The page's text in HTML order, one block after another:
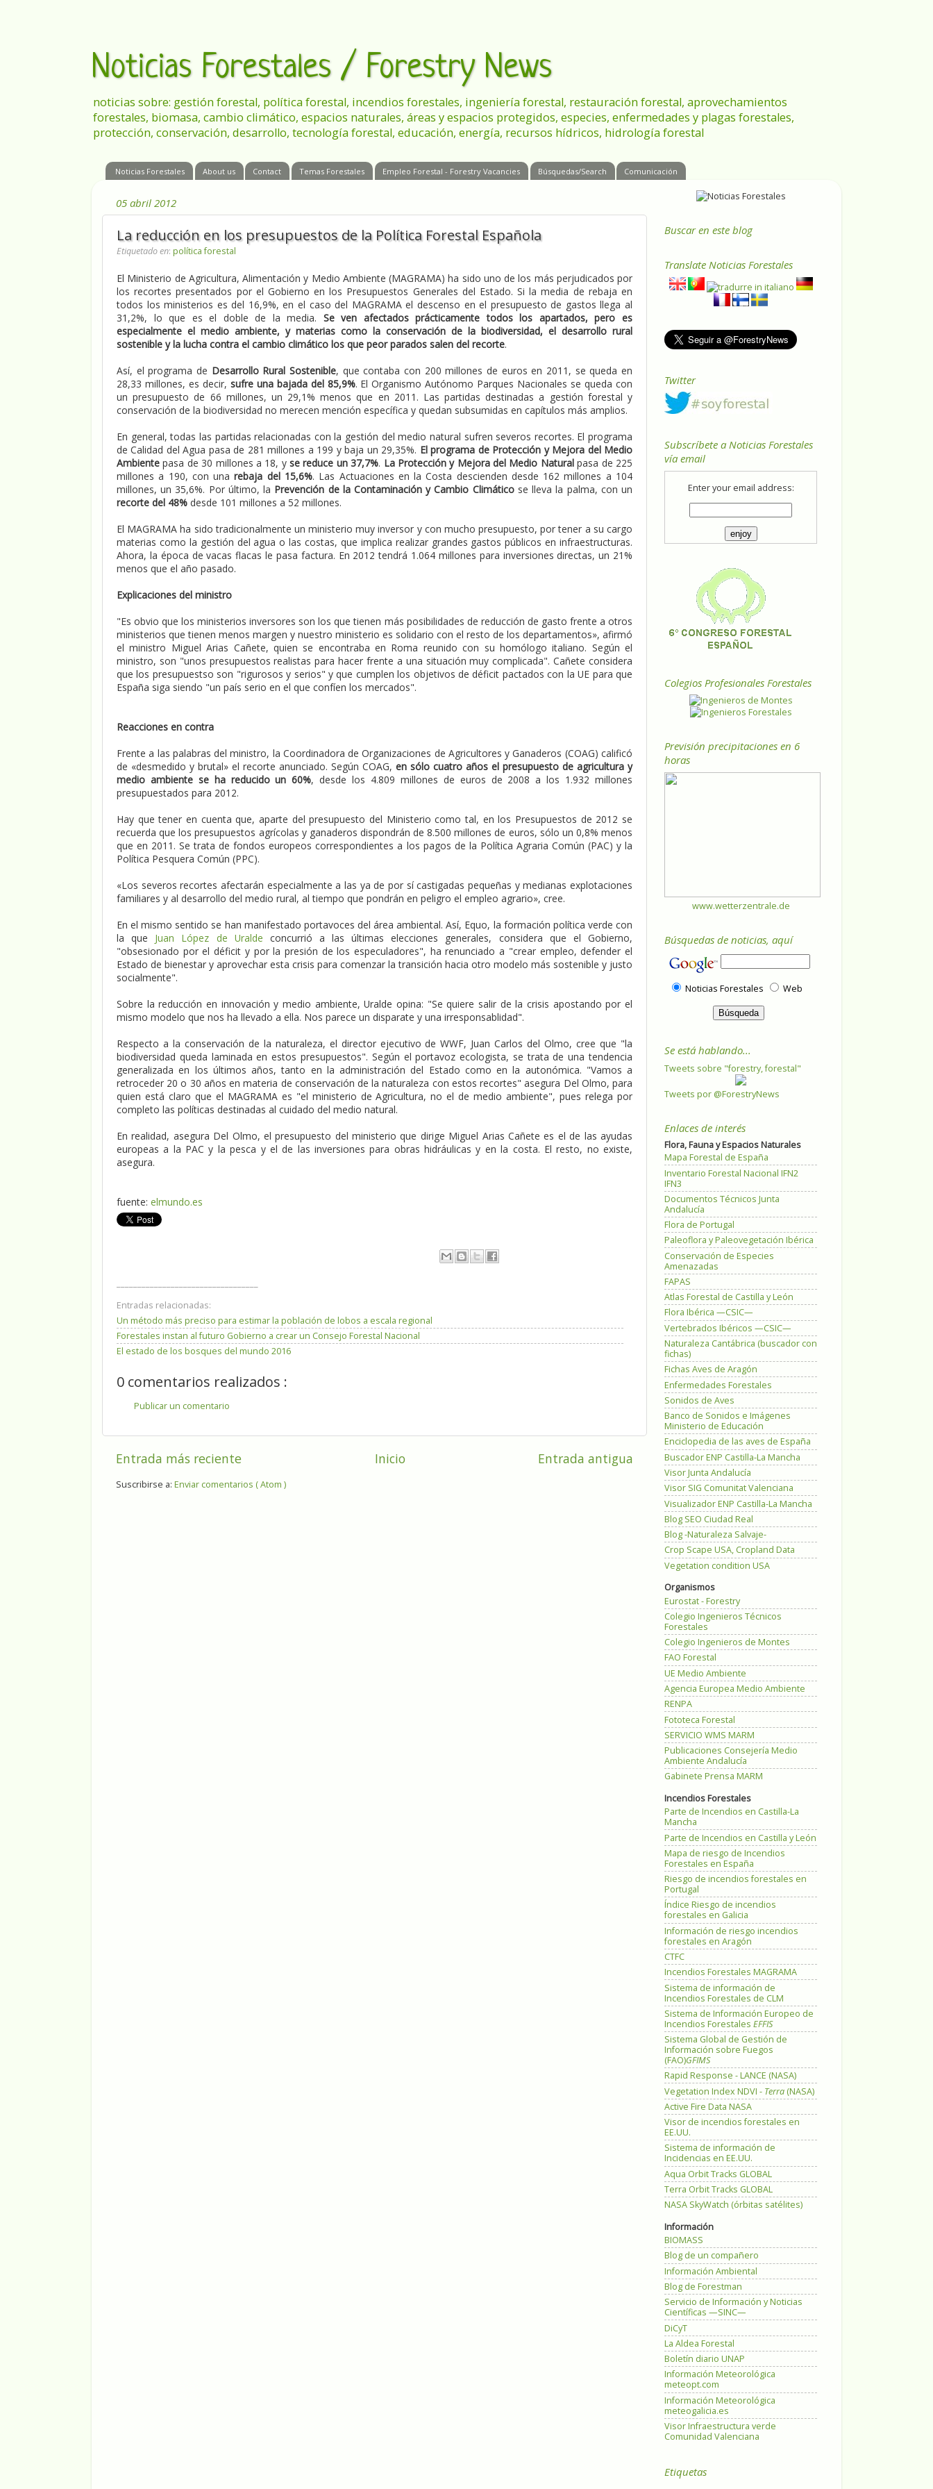
Noticias Forestales / Forestry News
noticias sobre: gestión forestal, política forestal, incendios forestales, ingeniería forestal, restauración forestal, aprovechamientos
forestales, biomasa, cambio climático, espacios naturales, áreas y espacios protegidos, especies, enfermedades y plagas forestales,
protección, conservación, desarrollo, tecnología forestal, educación, energía, recursos hídricos, hidrología forestal
Noticias Forestales About us Contact Temas Forestales Empleo Forestal - Forestry Vacancies Búsquedas/Search Comunicación
05 abril 2012
La reducción en los presupuestos de la Política Forestal Española
Etiquetado en: política forestal
El Ministerio de Agricultura, Alimentación y Medio Ambiente (MAGRAMA) ha sido uno de los más perjudicados por
los recortes presentados por el Gobierno en los Presupuestos Generales del Estado. Si la media de rebaja en
todos los ministerios es del 16,9%, en el caso del MAGRAMA el descenso en el presupuesto de gastos llega al
31,2%, lo que es el doble de la media. Se ven afectados prácticamente todos los apartados, pero es
especialmente el medio ambiente, y materias como la conservación de la biodiversidad, el desarrollo rural
sostenible y la lucha contra el cambio climático los que peor parados salen del recorte.
Así, el programa de Desarrollo Rural Sostenible, que contaba con 200 millones de euros en 2011, se queda en
28,33 millones, es decir, sufre una bajada del 85,9%. El Organismo Autónomo Parques Nacionales se queda con
un presupuesto de 66 millones, un 29,1% menos que en 2011. Las partidas destinadas a gestión forestal y
conservación de la biodiversidad no merecen mención específica y quedan subsumidas en capítulos más amplios.
En general, todas las partidas relacionadas con la gestión del medio natural sufren severos recortes. El programa
de Calidad del Agua pasa de 281 millones a 199 y baja un 29,35%. El programa de Protección y Mejora del Medio
Ambiente pasa de 30 millones a 18, yse reduce un 37,7%. La Protección y Mejora del Medio Naturalpasa de 225
millones a 190, con unarebaja del 15,6%. Las Actuaciones en la Costa descienden desde 162 millones a 104
millones, un 35,6%. Por último, la Prevención de la Contaminación y Cambio Climáticose lleva la palma, con un
recorte del 48% desde 101 millones a 52 millones.
El MAGRAMA ha sido tradicionalmente un ministerio muy inversor y con mucho presupuesto, por tener a su cargo
materias como la gestión del agua o las costas, que implica realizar grandes gastos públicos en infraestructuras.
Ahora, la época de vacas flacas le pasa factura. En 2012 tendrá 1.064 millones para inversiones directas, un 21%
menos que el año pasado.
Explicaciones del ministro
"Es obvio que los ministerios inversores son los que tienen más posibilidades de reducción de gasto frente a otros
ministerios que tienen menos margen y nuestro ministerio es solidario con el resto de los departamentos», afirmó
el ministro Miguel Arias Cañete, quien se encontraba en Roma reunido con su homólogo italiano. Según el
ministro, son "unos presupuestos realistas para hacer frente a una situación muy complicada". Cañete considera
que los presupuestso son "rigurosos y serios" y que cumplen los objetivos de déficit pactados con la UE para que
España siga siendo "un país serio en el que confíen los mercados".
Reacciones en contra
Frente a las palabras del ministro, la Coordinadora de Organizaciones de Agricultores y Ganaderos (COAG) calificó
de «desmedido y brutal» el recorte anunciado. Según COAG, en sólo cuatro años el presupuesto de agricultura y
medio ambiente se ha reducido un 60%, desde los 4.809 millones de euros de 2008 a los 1.932 millones
presupuestados para 2012.
Hay que tener en cuenta que, aparte del presupuesto del Ministerio como tal, en los Presupuestos de 2012 se
recuerda que los presupuestos agrícolas y ganaderos dispondrán de 8.500 millones de euros, sólo un 0,8% menos
que en 2011. Se trata de fondos europeos correspondientes a los pagos de la Política Agraria Común (PAC) y la
Política Pesquera Común (PPC).
«Los severos recortes afectarán especialmente a las ya de por sí castigadas pequeñas y medianas explotaciones
familiares y al desarrollo del medio rural, al tiempo que pondrán en peligro el empleo agrario», cree.
En el mismo sentido se han manifestado portavoces del área ambiental. Así, Equo, la formación política verde con
la que Juan López de Uralde concurrió a las últimas elecciones generales, considera que el Gobierno,
"obsesionado por el déficit y por la presión de los especuladores", ha renunciado a "crear empleo, defender el
Estado de bienestar y aprovechar esta crisis para comenzar la transición hacia otro modelo más sostenible y justo
socialmente".
Sobre la reducción en innovación y medio ambiente, Uralde opina: "Se quiere salir de la crisis apostando por el
mismo modelo que nos ha llevado a ella. Nos parece un disparate y una irresponsablidad".
Respecto a la conservación de la naturaleza, el director ejecutivo de WWF, Juan Carlos del Olmo, cree que "la
biodiversidad queda laminada en estos presupuestos". Según el portavoz ecologista, se trata de una tendencia
generalizada en los últimos años, tanto en la administración del Estado como en la autonómica. "Vamos a
retroceder 20 o 30 años en materia de conservación de la naturaleza con estos recortes" asegura Del Olmo, para
quien está claro que el MAGRAMA es "el ministerio de Agricultura, no el de medio ambiente", pues relega por
completo las políticas destinadas al cuidado del medio natural.
En realidad, asegura Del Olmo, el presupuesto del ministerio que dirige Miguel Arias Cañete es el de las ayudas
europeas a la PAC y la pesca y el de las inversiones para obras hidráulicas y en la costa. El resto, no existe,
asegura.
fuente: elmundo.es
Entradas relacionadas:
Un método más preciso para estimar la población de lobos a escala regional
Forestales instan al futuro Gobierno a crear un Consejo Forestal Nacional
El estado de los bosques del mundo 2016
0 comentarios realizados :
Publicar un comentario
Entrada más reciente Entrada antigua
Inicio
Suscribirse a: Enviar comentarios ( Atom )
Buscar en este blog
Translate Noticias Forestales
Twitter
Subscríbete a Noticias Forestales
vía email
Enter your email address:
Colegios Profesionales Forestales
Previsión precipitaciones en 6
horas
www.wetterzentrale.de
Búsquedas de noticias, aquí
Noticias Forestales Web
Se está hablando...
Tweets sobre "forestry, forestal"
Tweets por @ForestryNews
Enlaces de interés
Flora, Fauna y Espacios Naturales
Mapa Forestal de España
Inventario Forestal Nacional IFN2
IFN3
Documentos Técnicos Junta
Andalucía
Flora de Portugal
Paleoflora y Paleovegetación Ibérica
Conservación de Especies
Amenazadas
FAPAS
Atlas Forestal de Castilla y León
Flora Ibérica —CSIC—
Vertebrados Ibéricos —CSIC—
Naturaleza Cantábrica (buscador con
fichas)
Fichas Aves de Aragón
Enfermedades Forestales
Sonidos de Aves
Banco de Sonidos e Imágenes
Ministerio de Educación
Enciclopedia de las aves de España
Buscador ENP Castilla-La Mancha
Visor Junta Andalucía
Visor SIG Comunitat Valenciana
Visualizador ENP Castilla-La Mancha
Blog SEO Ciudad Real
Blog -Naturaleza Salvaje-
Crop Scape USA, Cropland Data
Vegetation condition USA
Organismos
Eurostat - Forestry
Colegio Ingenieros Técnicos
Forestales
Colegio Ingenieros de Montes
FAO Forestal
UE Medio Ambiente
Agencia Europea Medio Ambiente
RENPA
Fototeca Forestal
SERVICIO WMS MARM
Publicaciones Consejería Medio
Ambiente Andalucía
Gabinete Prensa MARM
Incendios Forestales
Parte de Incendios en Castilla-La
Mancha
Parte de Incendios en Castilla y León
Mapa de riesgo de Incendios
Forestales en España
Riesgo de incendios forestales en
Portugal
Índice Riesgo de incendios
forestales en Galicia
Información de riesgo incendios
forestales en Aragón
CTFC
Incendios Forestales MAGRAMA
Sistema de información de
Incendios Forestales de CLM
Sistema de Información Europeo de
Incendios Forestales EFFIS
Sistema Global de Gestión de
Información sobre Fuegos
(FAO)GFIMS
Rapid Response - LANCE (NASA)
Vegetation Index NDVI - Terra (NASA)
Active Fire Data NASA
Visor de incendios forestales en
EE.UU.
Sistema de información de
Incidencias en EE.UU.
Aqua Orbit Tracks GLOBAL
Terra Orbit Tracks GLOBAL
NASA SkyWatch (órbitas satélites)
Información
BIOMASS
Blog de un compañero
Información Ambiental
Blog de Forestman
Servicio de Información y Noticias
Científicas —SINC—
DiCyT
La Aldea Forestal
Boletín diario UNAP
Información Meteorológica
meteopt.com
Información Meteorológica
meteogalicia.es
Visor Infraestructura verde
Comunidad Valenciana
Etiquetas